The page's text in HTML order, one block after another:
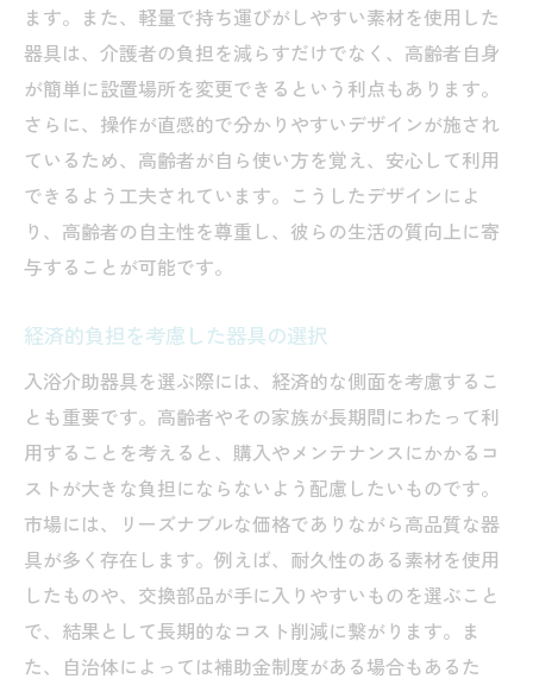
ます。また、軽量で持ち運びがしやすい素材を使用した
器具は、介護者の負担を減らすだけでなく、高齢者自身
が簡単に設置場所を変更できるという利点もあります。
さらに、操作が直感的で分かりやすいデザインが施され
ているため、高齢者が自ら使い方を覚え、安心して利用
できるよう工夫されています。こうしたデザインによ
り、高齢者の自主性を尊重し、彼らの生活の質向上に寄
与することが可能です。
経済的負担を考慮した器具の選択
入浴介助器具を選ぶ際には、経済的な側面を考慮するこ
とも重要です。高齢者やその家族が長期間にわたって利
用することを考えると、購入やメンテナンスにかかるコ
ストが大きな負担にならないよう配慮したいものです。
市場には、リーズナブルな価格でありながら高品質な器
具が多く存在します。例えば、耐久性のある素材を使用
したものや、交換部品が手に入りやすいものを選ぶこと
で、結果として長期的なコスト削減に繋がります。ま
た、自治体によっては補助金制度がある場合もあるた